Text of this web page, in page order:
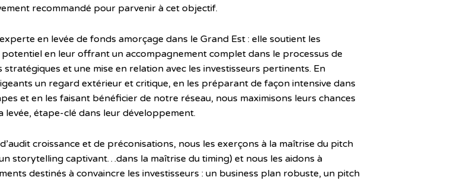
recommandé pour parvenir à cet objectif.
en levée de fonds amorçage dans le Grand Est : elle soutient les
en leur offrant un accompagnement complet dans le processus de
stratégiques et une mise en relation avec les investisseurs pertinents. En
un regard extérieur et critique, en les préparant de façon intensive dans
et en les faisant bénéficier de notre réseau, nous maximisons leurs chances
levée, étape-clé dans leur développement.
croissance et de préconisations, nous les exerçons à la maîtrise du pitch
storytelling captivant…dans la maîtrise du timing) et nous les aidons à
destinés à convaincre les investisseurs : un business plan robuste, un pitch